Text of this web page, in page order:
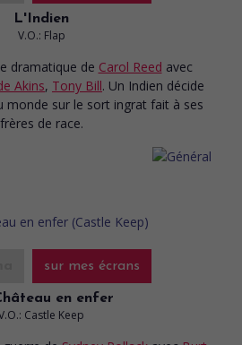
L'Indien
V.O.: Flap
dramatique de Carol Reed avec
Akins, Tony Bill. Un Indien décide
monde sur le sort ingrat fait à ses
frères de race.
sur mes écrans
en enfer
Castle Keep